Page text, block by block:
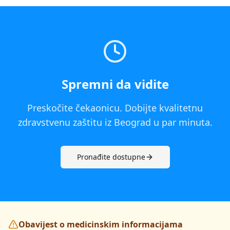
Spremni da vidite
Preskočite čekaonicu. Dobijte kvalitetnu
zdravstvenu zaštitu iz Beograd u par minuta.
Pronađite dostupne
Obavijest o medicinskim informacijama